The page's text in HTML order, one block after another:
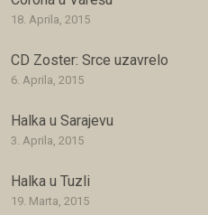
18. Aprila, 2015
CD Zoster: Srce uzavrelo
6. Aprila, 2015
Halka u Sarajevu
3. Aprila, 2015
Halka u Tuzli
19. Marta, 2015